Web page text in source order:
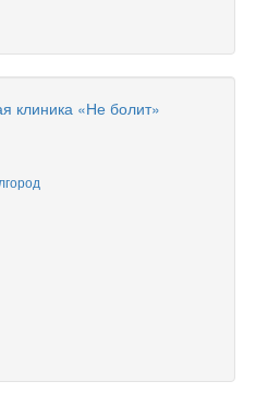
клиника «Не болит»